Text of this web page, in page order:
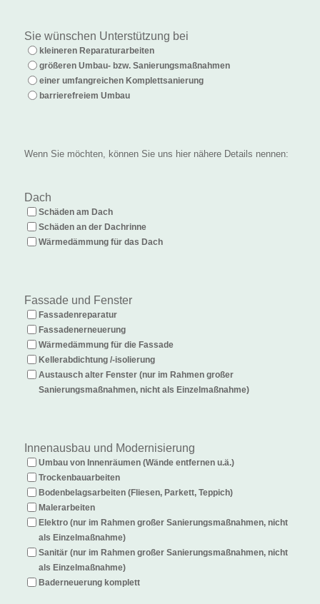
Sie wünschen Unterstützung bei
kleineren Reparaturarbeiten
größeren Umbau- bzw. Sanierungsmaßnahmen
einer umfangreichen Komplettsanierung
barrierefreiem Umbau
Wenn Sie möchten, können Sie uns hier nähere Details nennen:
Dach
Schäden am Dach
Schäden an der Dachrinne
Wärmedämmung für das Dach
Fassade und Fenster
Fassadenreparatur
Fassadenerneuerung
Wärmedämmung für die Fassade
Kellerabdichtung /-isolierung
Austausch alter Fenster (nur im Rahmen großer
Sanierungsmaßnahmen, nicht als Einzelmaßnahme)
Innenausbau und Modernisierung
Umbau von Innenräumen (Wände entfernen u.ä.)
Trockenbauarbeiten
Bodenbelagsarbeiten (Fliesen, Parkett, Teppich)
Malerarbeiten
Elektro (nur im Rahmen großer Sanierungsmaßnahmen, nicht
als Einzelmaßnahme)
Sanitär (nur im Rahmen großer Sanierungsmaßnahmen, nicht
als Einzelmaßnahme)
Baderneuerung komplett